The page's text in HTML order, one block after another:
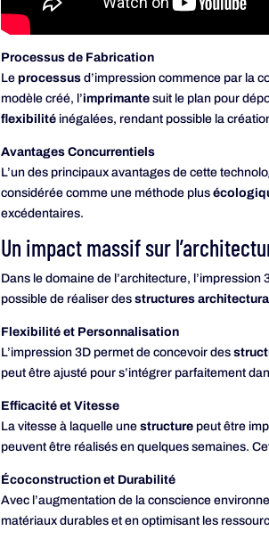
Processus de Fabrication
Leprocessus d’impression commence par la
modèle créé, l’imprimante suit le plan pour
flexibilité inégalées, rendant possible la
Avantages Concurrentiels
L’un des principaux avantages de cette
considérée comme une méthode plus
excédentaires.
Un impact massif sur
Dans le domaine de l’architecture,
possible de réaliser desstructures
Flexibilité et Personnalisation
L’impression 3D permet de concevoir des
peut être ajusté pour s’intégrer parfaitement
Efficacité et Vitesse
La vitesse à laquelle unestructure peut être
peuvent être réalisés en quelques semaines.
Écoconstruction et Durabilité
Avec l’augmentation de la conscience
matériaux durables et en optimisant les